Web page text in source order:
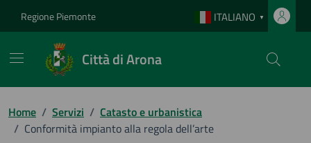
Regione Piemonte ITALIANO ▼
Città di Arona
Home / Servizi / Catasto e urbanistica
/ Conformità impianto alla regola dell’arte